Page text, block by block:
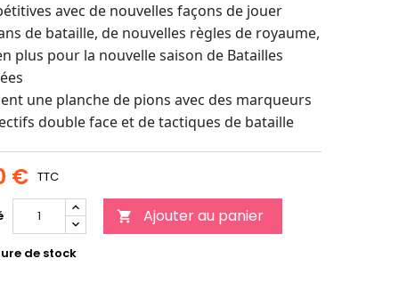
avec de nouvelles façons de jouer
de bataille, de nouvelles règles de royaume,
plus pour la nouvelle saison de Batailles
une planche de pions avec des marqueurs
double face et de tactiques de bataille
€ TTC
 Ajouter au panier
de stock